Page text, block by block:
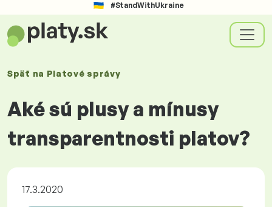
#StandWithUkraine
Späť na Platovésprávy
Aké sú plusy a mínusy
transparentnosti platov?
17.3.2020